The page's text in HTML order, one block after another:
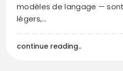
modèles de langage —
légers,…
continue reading..